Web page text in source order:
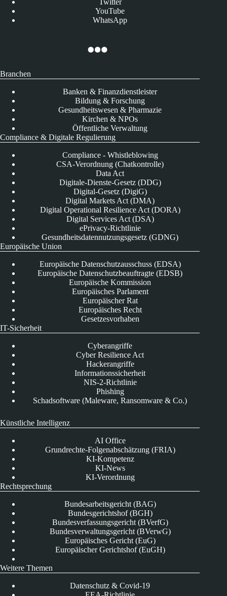
YouTube
WhatsApp
Branchen
Banken & Finanzdienstleister
Bildung & Forschung
Gesundheitswesen & Pharmazie
Kirchen & NPOs
Öffentliche Verwaltung
Compliance & Digitale Regulierung
Compliance - Whistleblowing
CSA-Verordnung (Chatkontrolle)
Data Act
Digitale-Dienste-Gesetz (DDG)
Digital-Gesetz (DigiG)
Digital Markets Act (DMA)
Digital Operational Resilience Act (DORA)
Digital Services Act (DSA)
ePrivacy-Richtlinie
Gesundheitsdatennutzungsgesetz (GDNG)
Europäische Union
Europäische Datenschutzausschuss (EDSA)
Europäische Datenschutzbeauftragte (EDSB)
Europäische Kommission
Europäisches Parlament
Europäischer Rat
Europäisches Recht
Gesetzesvorhaben
IT-Sicherheit
Cyberangriffe
Cyber Resilience Act
Hackerangriffe
Informationssicherheit
NIS-2-Richtlinie
Phishing
Schadsoftware (Maleware, Ransomware & Co.)
Künstliche Intelligenz
AI Office
Grundrechte-Folgenabschätzung (FRIA)
KI-Kompetenz
KI-News
KI-Verordnung
Rechtsprechung
Bundesarbeitsgericht (BAG)
Bundesgerichtshof (BGH)
Bundesverfassungsgericht (BVerfG)
Bundesverwaltungsgericht (BVerwG)
Europäisches Gericht (EuG)
Europäischer Gerichtshof (EuGH)
Weitere Themen
Datenschutz & Covid-19